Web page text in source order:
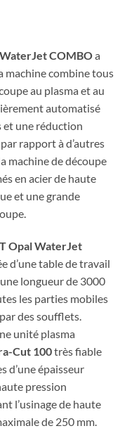
COMBOa
machine combine tous
au plasma et au
automatisé
et une réduction
rapport à d’autres
machine de découpe
en acier de haute
et une grande
Opal WaterJet
d’une table de travail
longueur de 3000
les parties mobiles
des soufflets.
unité plasma
Cut 100très fiable
d’une épaisseur
pression
l’usinage de haute
de 250 mm.